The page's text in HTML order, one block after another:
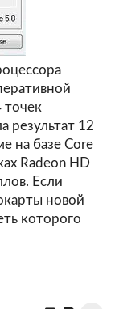
точек
результат 12
на базе Core
Radeon HD
Если
новой
которого